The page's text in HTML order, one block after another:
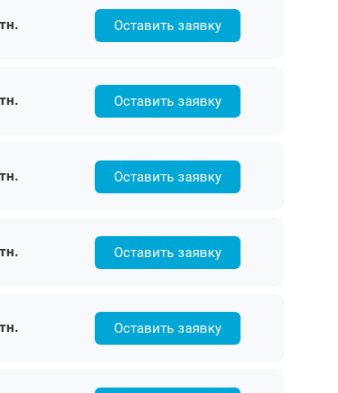
Оставить заявку
Оставить заявку
Оставить заявку
Оставить заявку
Оставить заявку